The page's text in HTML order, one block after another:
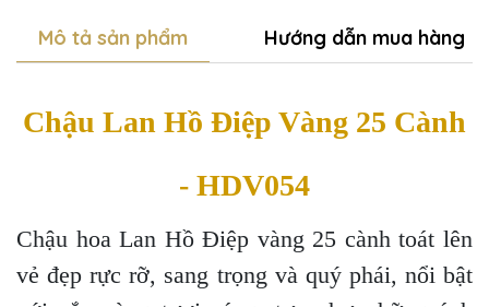
Mô tả sản phẩm Hướng dẫn mua hàng
Chậu Lan Hồ Điệp Vàng 25 Cành
- HDV054
Chậu hoa Lan Hồ Điệp vàng 25 cành toát lên
vẻ đẹp rực rỡ, sang trọng và quý phái, nổi bật